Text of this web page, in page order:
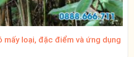
mấy loại, đặc điểm và ứng dụng